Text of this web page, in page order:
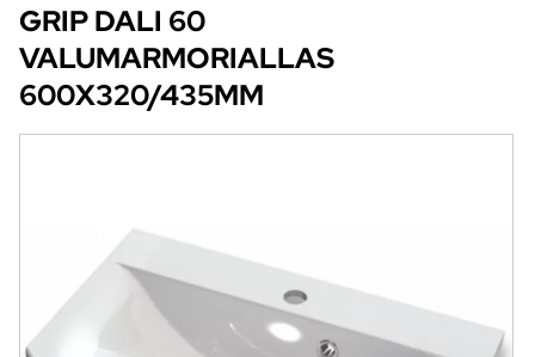
GRIPDALI 60
VALUMARMORIALLAS
600X320/435MM